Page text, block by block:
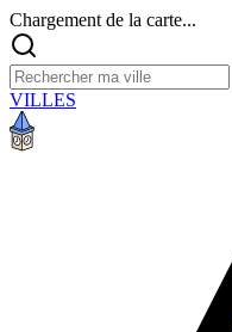
Chargement de la carte...
VILLES